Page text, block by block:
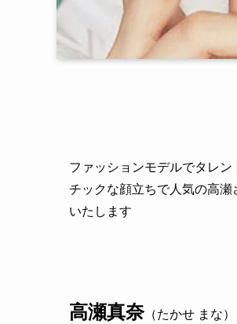
ファッションモデルでタレ
チックな顔立ちで人気の高
いたします
高瀬真奈（たかせ まな）